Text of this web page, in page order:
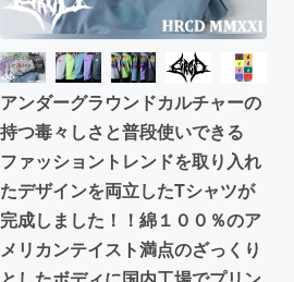
ビジネス・起業
まちづくり・地域活性化
CAMPFIRE for Social Good
CAMPFIREふるさと納税machi-
アンダーグラウンドカルチャーの
持つ毒々しさと普段使いできる
ファッショントレンドを取り入れ
たデザインを両立したTシャツが
完成しました！！綿１００％のア
メリカンテイスト満点のざっくり